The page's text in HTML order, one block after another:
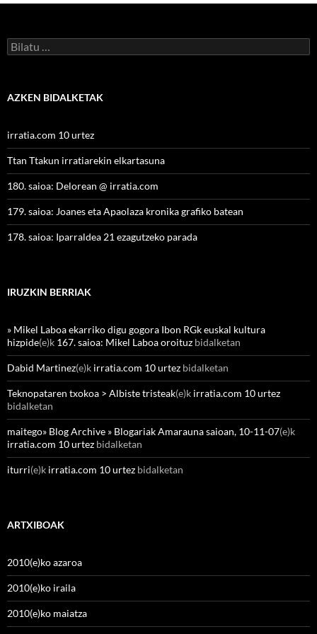
Bilatu:
AZKEN BIDALKETAK
irratia.com 10 urtez
Ttan Ttakun irratiarekin elkartasuna
180. saioa: Delorean @ irratia.com
179. saioa: Joanes eta Apaolaza kronika grafiko batean
178. saioa: Iparraldea 21 ezagutzeko parada
IRUZKIN BERRIAK
» Mikel Laboa ekarriko digu gogora Ibon RGk euskal kultura
hizpide(e)k 167. saioa: Mikel Laboa oroituz bidalketan
Dabid Martinez(e)k irratia.com 10 urtez bidalketan
Teknopataren txokoa > Albiste tristeak(e)k irratia.com 10 urtez
bidalketan
maitego» Blog Archive » Blogariak Amarauna saioan, 10-11-07(e)k
irratia.com 10 urtez bidalketan
iturri(e)k irratia.com 10 urtez bidalketan
ARTXIBOAK
2010(e)ko azaroa
2010(e)ko iraila
2010(e)ko maiatza